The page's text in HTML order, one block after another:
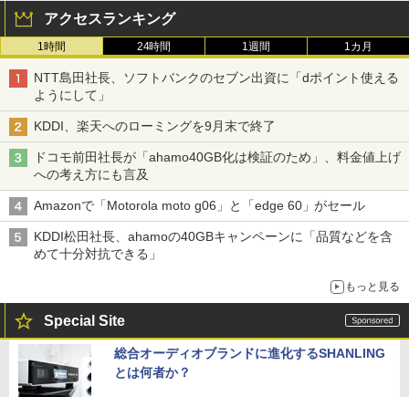
アクセスランキング
1時間 24時間 1週間 1カ月
NTT島田社長、ソフトバンクのセブン出資に「dポイント使える
ようにして」
KDDI、楽天へのローミングを9月末で終了
ドコモ前田社長が「ahamo40GB化は検証のため」、料金値上げ
への考え方にも言及
Amazonで「Motorola moto g06」と「edge 60」がセール
KDDI松田社長、ahamoの40GBキャンペーンに「品質などを含
めて十分対抗できる」
もっと見る
Special Site
総合オーディオブランドに進化するSHANLING
とは何者か？